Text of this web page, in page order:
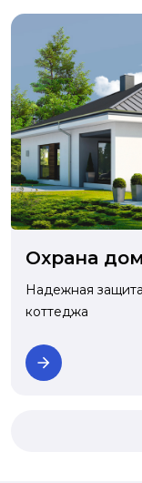
Охрана
Надежная
коттеджа